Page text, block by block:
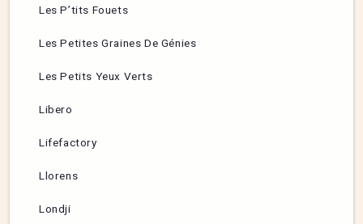
Les P’tits Fouets
Les Petites Graines De Génies
Les Petits Yeux Verts
Libero
Lifefactory
Llorens
Londji